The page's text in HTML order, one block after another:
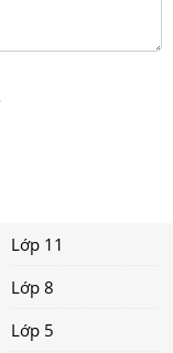
Lớp 11
Lớp 8
Lớp 5